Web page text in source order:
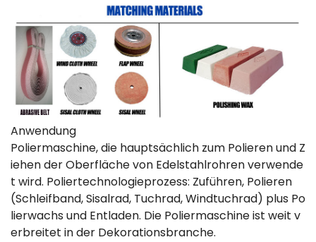
Anwendung
Poliermaschine, die hauptsächlich zum Polieren und Z
iehen der Oberfläche von Edelstahlrohren verwende
t wird. Poliertechnologieprozess: Zuführen, Polieren
(Schleifband, Sisalrad, Tuchrad, Windtuchrad) plus Po
lierwachs und Entladen. Die Poliermaschine ist weit v
erbreitet in der Dekorationsbranche.